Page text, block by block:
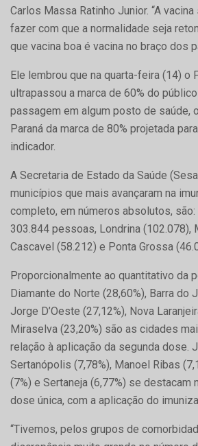
Carlos Massa Ratinho Junior. “A
fazer com que a normalidade seja
que vacina boa é vacina no braço dos
Ele lembrou que na quarta-feira (14) o
ultrapassou a marca de 60% do
passagem em algum posto de saúde,
Paraná da marca de 80% projetada
indicador.
A Secretaria de Estado da Saúde
municípios que mais avançaram na
completo, em números absolutos, são:
303.844 pessoas, Londrina (102.078),
Cascavel (58.212) e Ponta Grossa
Proporcionalmente ao quantitativo da
Diamante do Norte (28,60%), Barra do
Jorge D’Oeste (27,12%), Nova
Miraselva (23,20%) são as cidades
relação à aplicação da segunda dose.
Sertanópolis (7,78%), Manoel Ribas
(7%) e Sertaneja (6,77%) se destacam
dose única, com a aplicação do
“Tivemos, pelos grupos de